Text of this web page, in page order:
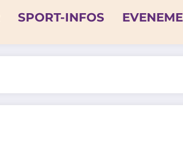
SPORT-INFOS